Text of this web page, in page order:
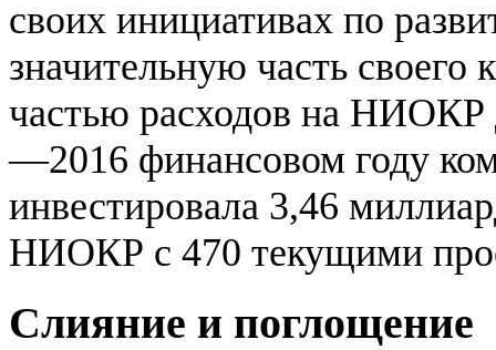
своих инициативах по
значительную часть
частью расходов на
—2016 финансовом году
инвестировала 3,46
НИОКР с 470 текущими
Слияние и поглощение